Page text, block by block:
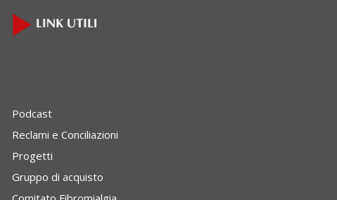
Podcast
Reclami e Conciliazioni
Progetti
Gruppo di acquisto